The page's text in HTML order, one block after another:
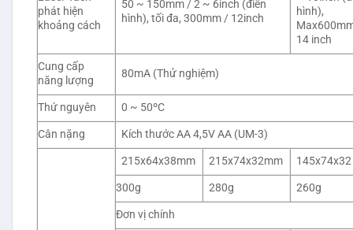
phát hiện
khoảng cách
50 ~ 150mm / 2 ~ 6inch (điển
hình), tối đa, 300mm / 12inch
hình),
14 inch
Cung cấp
năng lượng
80mA (Thử nghiệm)
Thứ nguyên
0 ~ 50ºC
Cân nặng
Kích thước AA 4,5V AA (UM-3)
215x64x38mm 215x74x32mm
300g
280g
260g
Đơn vị chính